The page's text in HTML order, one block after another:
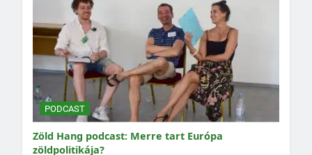
PODCAST
Zöld Hang podcast: Merre tart Európa
zöldpolitikája?